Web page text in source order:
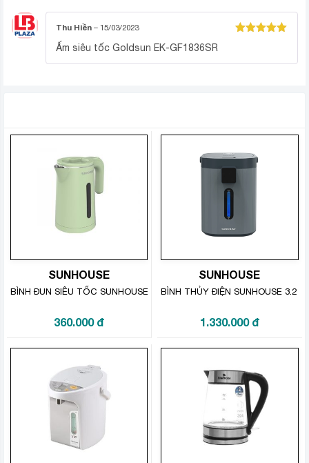
Thang hiển thị mực nước tiện dụng
Sản phẩm sẽ tự ngắt điện khi nước sôi hoặc khi bình
dài tuổi thọ cho sản phẩm.
Thu Hiền – 15/03/2023
Ấm siêu tốc Goldsun EK-GF1836SR
SUNHOUSE
BÌNH ĐUN SIÊU TỐC SUNHOUSE 1.8 LÍT SHD1353
360.000 đ
SUNHOUSE
BÌNH THỦY ĐIỆN SUNHOUSE 3.2
1.330.000 đ